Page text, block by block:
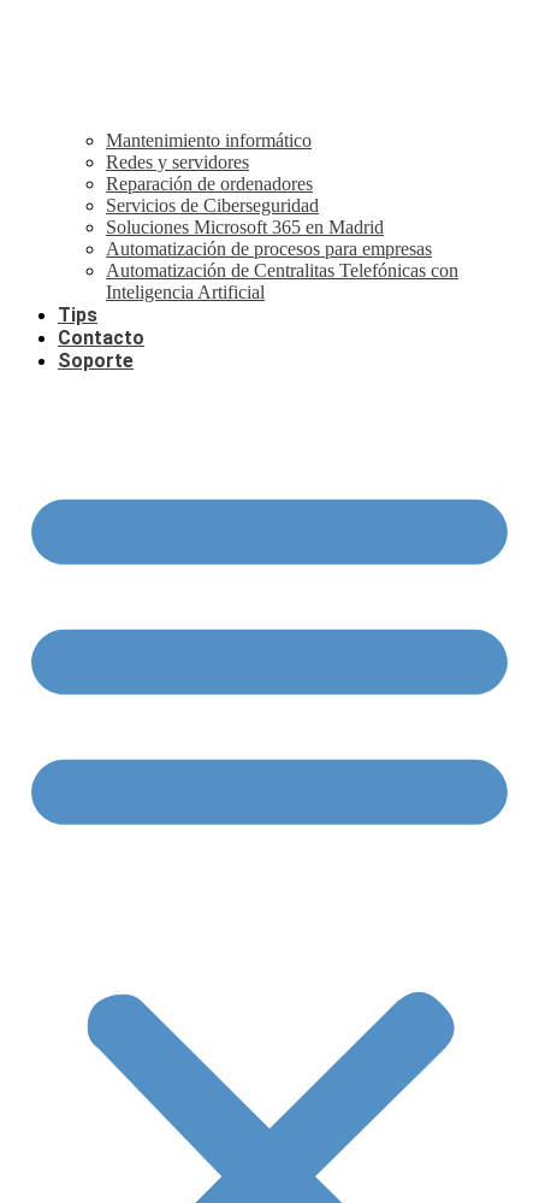
Mantenimiento informático
Redes y servidores
Reparación de ordenadores
Servicios de Ciberseguridad
Soluciones Microsoft 365 en Madrid
Automatización de procesos para empresas
Automatización de Centralitas Telefónicas con
Inteligencia Artificial
Tips
Contacto
Soporte